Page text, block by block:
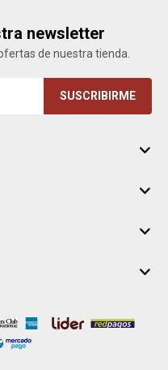
newsletter
de nuestra tienda.
SUSCRIBIRME